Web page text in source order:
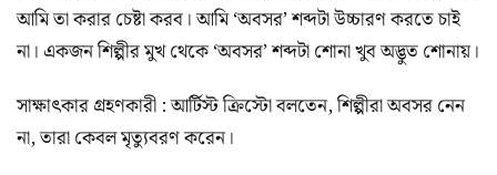
আমি তা করার চেষ্টা করব। আমি ‘অবসর’ শব্দটা উচ্চারণ করতে চাই
না। একজন শিল্পীর মুখ থেকে ‘অবসর’ শব্দটা শোনা খুব অদ্ভুত শোনায়।
সাক্ষাৎকার গ্রহণকারী : আর্টিস্ট ক্রিস্টো বলতেন, শিল্পীরা অবসর নেন
না, তারা কেবল মৃত্যুবরণ করেন।